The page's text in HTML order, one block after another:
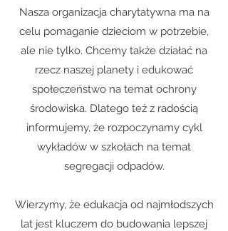
Nasza organizacja charytatywna ma na
celu pomaganie dzieciom w potrzebie,
ale nie tylko. Chcemy także działać na
rzecz naszej planety i edukować
społeczeństwo na temat ochrony
środowiska. Dlatego też z radością
informujemy, że rozpoczynamy cykl
wykładów w szkołach na temat
segregacji odpadów.
Wierzymy, że edukacja od najmłodszych
lat jest kluczem do budowania lepszej